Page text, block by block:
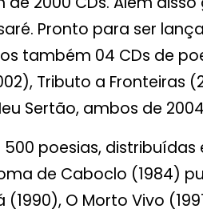
Pronto para ser
também 04 CDs de
Tributo a Fronteiras
Sertão, ambos de
poesias, distribuídas
de Caboclo (1984)
O Morto Vivo